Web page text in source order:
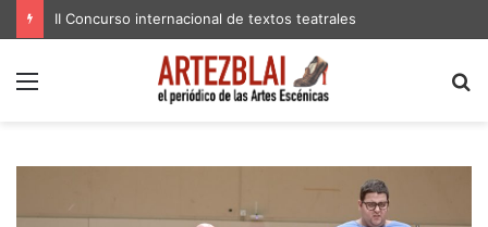
II Concurso internacional de textos teatrales
Menú